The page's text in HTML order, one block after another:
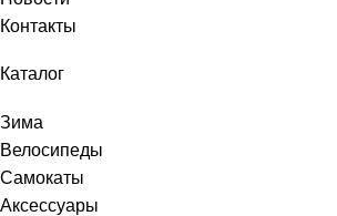
Контакты
Каталог
Зима
Велосипеды
Самокаты
Аксессуары